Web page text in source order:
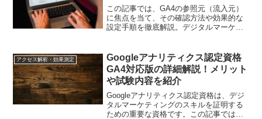
この記事では、GA4の参照元（流入元）
に焦点を当て、その確認方法や効果的な
設定手順を徹底解説。デジタルマーケテ
身につけるためのガイドです。
アクセス解析・効果測定
Googleアナリティクス認定資格
GA4対応版の詳細解説！メリット
や試験内容を紹介
Googleアナリティクス認定資格は、デジ
タルマーケティングのスキルを証明する
ための重要な資格です。この記事では、